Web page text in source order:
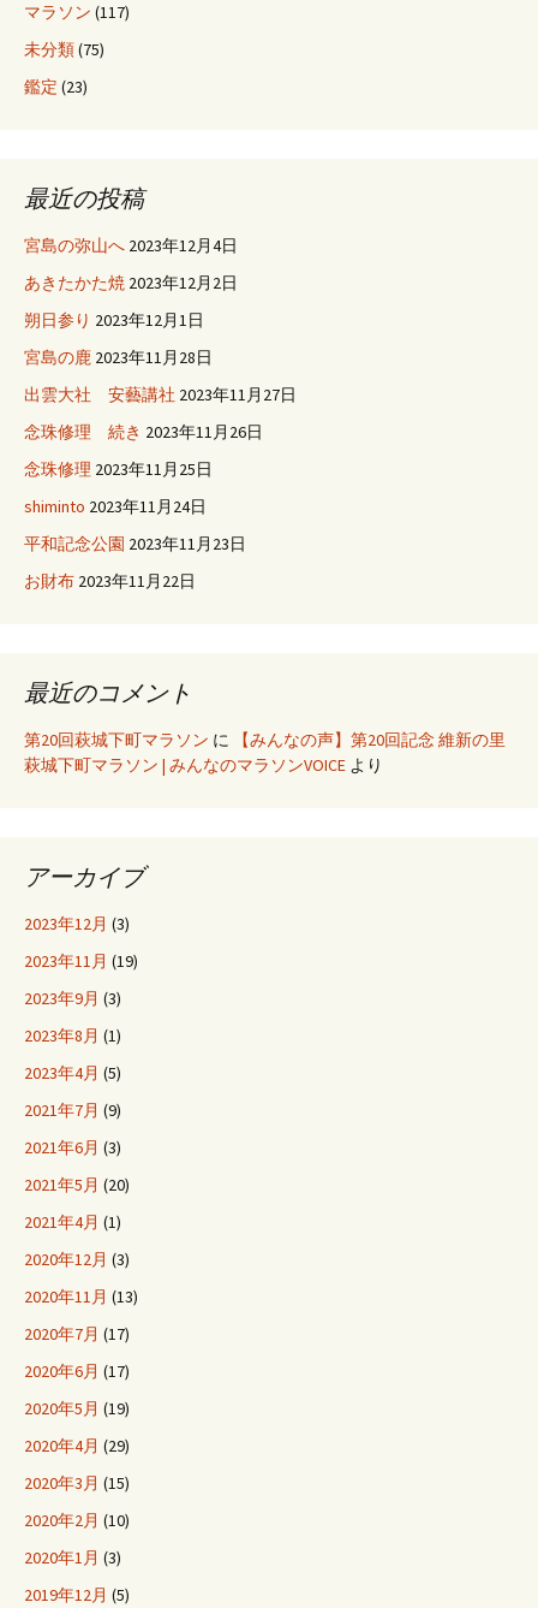
マラソン (117)
未分類(75)
鑑定 (23)
最近の投稿
宮島の弥山へ 2023年12月4日
あきたかた焼 2023年12月2日
朔日参り 2023年12月1日
宮島の鹿 2023年11月28日
出雲大社 安藝講社 2023年11月27日
念珠修理 続き 2023年11月26日
念珠修理 2023年11月25日
shiminto 2023年11月24日
平和記念公園 2023年11月23日
お財布 2023年11月22日
最近のコメント
第20回萩城下町マラソン に
【みんなの声】第20回記念 維新の里
萩城下町マラソン | みんなのマラソンVOICE より
アーカイブ
2023年12月 (3)
2023年11月 (19)
2023年9月 (3)
2023年8月 (1)
2023年4月 (5)
2021年7月 (9)
2021年6月 (3)
2021年5月 (20)
2021年4月 (1)
2020年12月 (3)
2020年11月 (13)
2020年7月 (17)
2020年6月 (17)
2020年5月 (19)
2020年4月 (29)
2020年3月 (15)
2020年2月 (10)
2020年1月 (3)
2019年12月 (5)